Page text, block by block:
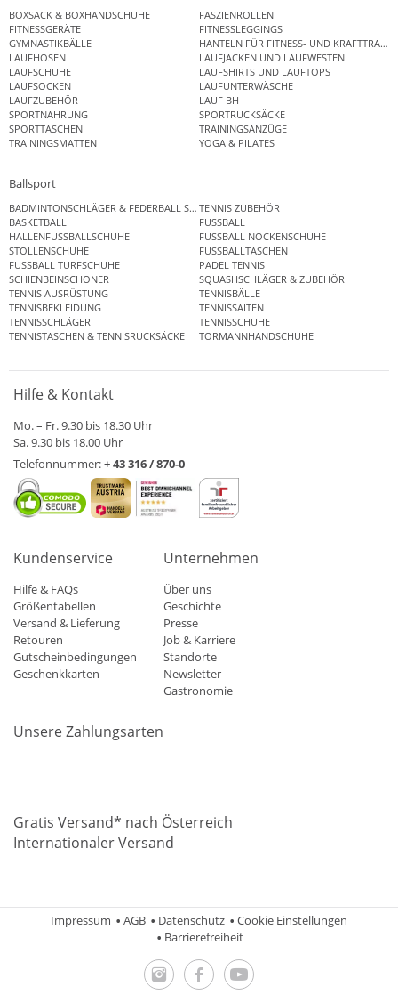
BOXSACK & BOXHANDSCHUHE
FASZIENROLLEN
FITNESSGERÄTE
FITNESSLEGGINGS
GYMNASTIKBÄLLE
HANTELN FÜR FITNESS- UND
LAUFHOSEN
LAUFJACKEN UND LAUFWESTEN
LAUFSCHUHE
LAUFSHIRTS UND LAUFTOPS
LAUFSOCKEN
LAUFUNTERWÄSCHE
LAUFZUBEHÖR
LAUF BH
SPORTNAHRUNG
SPORTRUCKSÄCKE
SPORTTASCHEN
TRAININGSANZÜGE
TRAININGSMATTEN
YOGA & PILATES
Ballsport
BADMINTONSCHLÄGER & FEDERBALL SETSTENNIS ZUBEHÖR
BASKETBALL
FUSSBALL
HALLENFUSSBALLSCHUHE
FUSSBALL NOCKENSCHUHE
STOLLENSCHUHE
FUSSBALLTASCHEN
FUSSBALL TURFSCHUHE
PADEL TENNIS
SCHIENBEINSCHONER
SQUASHSCHLÄGER & ZUBEHÖR
TENNIS AUSRÜSTUNG
TENNISBÄLLE
TENNISBEKLEIDUNG
TENNISSAITEN
TENNISSCHLÄGER
TENNISSCHUHE
TENNISTASCHEN & TENNISRUCKSÄCKE
TORMANNHANDSCHUHE
Hilfe & Kontakt
Mo. – Fr. 9.30 bis 18.30 Uhr
Sa. 9.30 bis 18.00 Uhr
Telefonnummer:+ 43 316 / 870-0
Kundenservice
Hilfe & FAQs
Größentabellen
Versand & Lieferung
Retouren
Gutscheinbedingungen
Geschenkkarten
Unternehmen
Über uns
Geschichte
Presse
Job & Karriere
Standorte
Newsletter
Gastronomie
Unsere Zahlungsarten
Gratis Versand* nach Österreich
Internationaler Versand
Impressum AGB Datenschutz
Cookie Einstellungen
Barrierefreiheit